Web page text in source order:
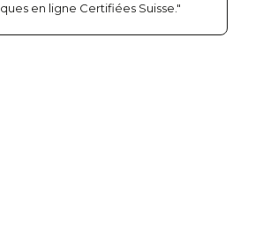
en ligne Certifiées Suisse."